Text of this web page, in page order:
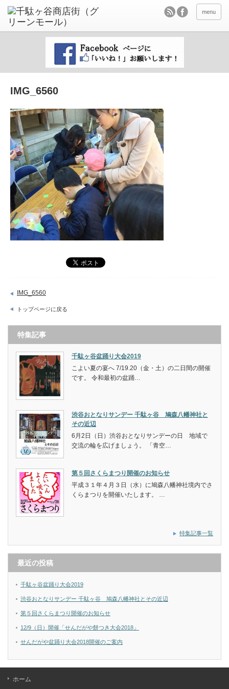
menu
IMG_6560
IMG_6560
トップページに戻る
特集記事
千駄ヶ谷盆踊り大会2019
こよい夏の宴へ 7/19.20（金・土）の二日間の開催
です。 令和最初の盆踊…
渋谷おとなりサンデー 千駄ヶ谷 鳩森八幡神社と
その近辺
6月2日（日）渋谷おとなりサンデーの日 地域で
交流の輪を広げましょう。 「青空…
第５回さくらまつり開催のお知らせ
平成３１年４月３日（水）に鳩森八幡神社境内でさ
くらまつりを開催いたします。 …
特集記事一覧
最近の投稿
千駄ヶ谷盆踊り大会2019
渋谷おとなりサンデー 千駄ヶ谷 鳩森八幡神社とその近辺
第５回さくらまつり開催のお知らせ
12/9（日）開催「せんだがや餅つき大会2018」
せんだがや盆踊り大会2018開催のご案内
ホーム